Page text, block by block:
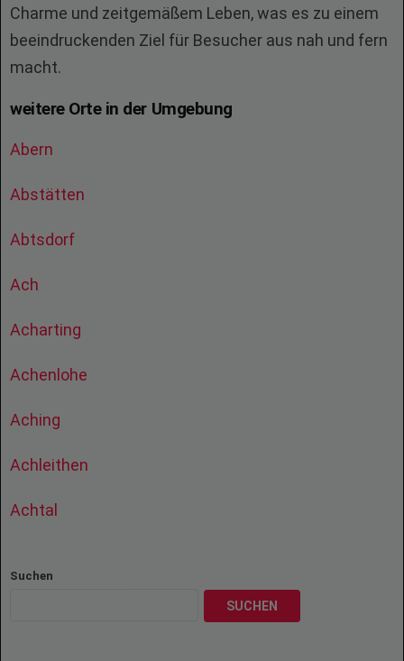
Charme und zeitgemäßem Leben, was es zu einem
beeindruckenden Ziel für Besucher aus nah und fern
macht.
weitere Orte in der Umgebung
Abern
Abstätten
Abtsdorf
Ach
Acharting
Achenlohe
Aching
Achleithen
Achtal
Suchen
SUCHEN